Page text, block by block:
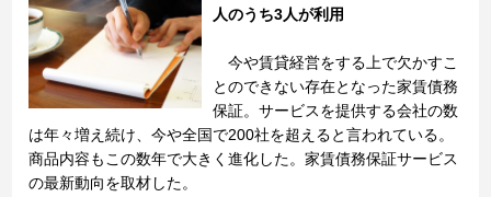
人のうち3人が利用
今や賃貸経営をする上で欠かすこ
とのできない存在となった家賃債務
保証。サービスを提供する会社の数
は年々増え続け、今や全国で200社を超えると言われている。
商品内容もこの数年で大きく進化した。家賃債務保証サービス
の最新動向を取材した。